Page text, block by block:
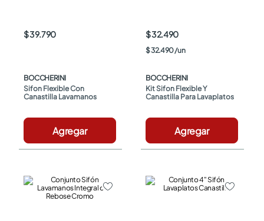
$ 39.790
BOCCHERINI
Sifon Flexible Con
Canastilla Lavamanos
Agregar
$ 32.490
$32.490/un
BOCCHERINI
Kit Sifon Flexible Y
Canastilla Para Lavaplatos
Agregar